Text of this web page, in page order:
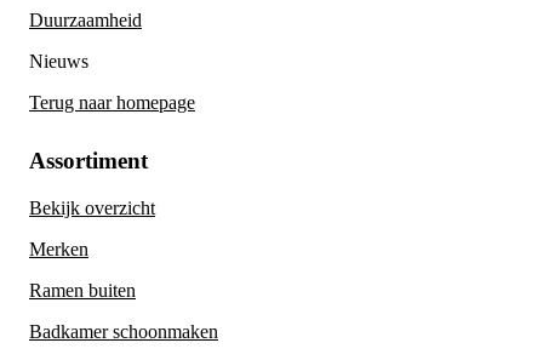
Duurzaamheid
Nieuws
Terug naar homepage
Assortiment
Bekijk overzicht
Merken
Ramen buiten
Badkamer schoonmaken